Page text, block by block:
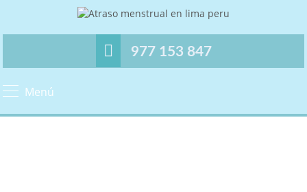
977 153 847
Menú